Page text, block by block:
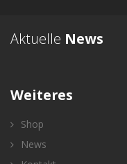
Aktuelle News
Weiteres
Shop
News